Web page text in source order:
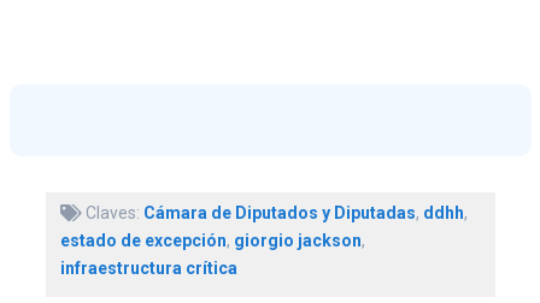
Claves: Cámara de Diputados y Diputadas, ddhh,
estado de excepción, giorgio jackson,
infraestructura crítica